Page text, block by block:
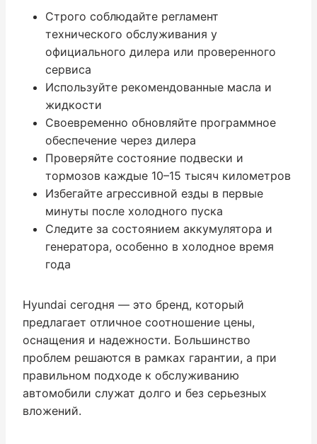
Строго соблюдайте регламент
технического обслуживания у
официального дилера или проверенного
сервиса
Используйте рекомендованные масла и
жидкости
Своевременно обновляйте программное
обеспечение через дилера
Проверяйте состояние подвески и
тормозов каждые 10–15 тысяч километров
Избегайте агрессивной езды в первые
минуты после холодного пуска
Следите за состоянием аккумулятора и
генератора, особенно в холодное время
года
Hyundai сегодня — это бренд, который
предлагает отличное соотношение цены,
оснащения и надежности. Большинство
проблем решаются в рамках гарантии, а при
правильном подходе к обслуживанию
автомобили служат долго и без серьезных
вложений.